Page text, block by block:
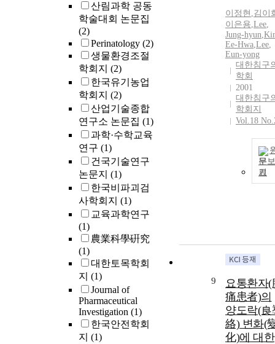
산림과학 공동
학술대회 논문집
(2)
Perinatology (2)
생물환경조절
학회지 (2)
한국유기농업
학회지 (2)
산업기술종합
연구소 논문집 (1)
과학·수학교육
연구 (1)
건국기술연구
논문지 (1)
한국비파괴검
사학회지 (1)
교육과학연구
(1)
農業科學硏究
(1)
대한토목학회
지 (1)
Journal of
Pharmaceutical
Investigation (1)
한국안전학회
지 (1)
이정현 ,김이
이은용,Lee,
Jung-hyun,
Ee-Hwa,Lee,
Eun-yong
대한침구
학회
2001
대한침구
학회지
Vol.18
문보
기
9
요통환자(
痛患者)의
양도락(良
絡) 변화(
化)에 대한